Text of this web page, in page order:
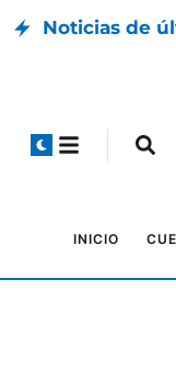
Noticias de
INICIO